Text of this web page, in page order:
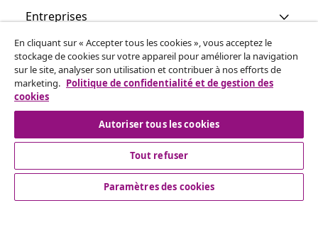
Entreprises
vidaXL
Découvrez-en plus
En cliquant sur « Accepter tous les cookies », vous acceptez le
stockage de cookies sur votre appareil pour améliorer la navigation
sur le site, analyser son utilisation et contribuer à nos efforts de
marketing. Politique de confidentialité et de gestion des
cookies
Autoriser tous les cookies
Tout refuser
Paramètres des cookies